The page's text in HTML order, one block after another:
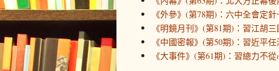
《外參》(第78期)：六中全會定
《明鏡月刊》(第81期)：習江胡三
《中國密報》(第50期)：習近平
《大事件》(第61期)：習總力不從